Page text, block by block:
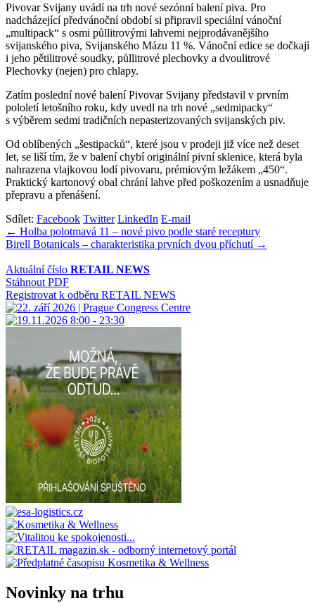
Pivovar Svijany uvádí na trh nové sezónní balení piva. Pro
nadcházející předvánoční období si připravil speciální vánoční
„multipack“ s osmi půllitrovými lahvemi nejprodávanějšího
svijanského piva, Svijanského Mázu 11 %. Vánoční edice se dočkají
i jeho pětilitrové soudky, půllitrové plechovky a dvoulitrové
Plechovky (nejen) pro chlapy.
Zatím poslední nové balení Pivovar Svijany představil v prvním
pololetí letošního roku, kdy uvedl na trh nové „sedmipacky“
s výběrem sedmi tradičních nepasterizovaných svijanských piv.
Od oblíbených „šestipacků“, které jsou v prodeji již více než deset
let, se liší tím, že v balení chybí originální pivní sklenice, která byla
nahrazena vlajkovou lodí pivovaru, prémiovým ležákem „450“.
Praktický kartonový obal chrání lahve před poškozením a usnadňuje
přepravu a přenášení.
Sdílet: Facebook Twitter LinkedIn E-mail
Navigace
pro
příspěvek
← Holba polotmavá 11 – nové pivo podle staré receptury
Birell Botanicals – charakteristika prvních dvou příchutí →
Aktuální číslo RETAIL NEWS
Stáhnout PDF
Registrovat k odběru RETAIL NEWS
Novinky na trhu